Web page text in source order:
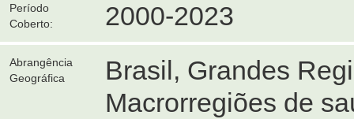
Período
Coberto:
2000-2023
Abrangência
Geográfica
Brasil, Grandes
Macrorregiões de